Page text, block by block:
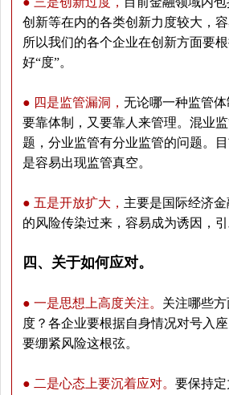
创新等在内的各类创新力度较大，容
所以我们的各个企业在创新方面要
好“度”。
● 四是监管漏洞， 无论哪一种监管
要靠体制，又要靠人来管理。混业
题，分业监管有分业监管的问题。
是容易出现监管真空。
● 五是开放扩大， 主要是国际经济
的风险传染过来，容易成为诱因，引
四、关于如何应对。
● 一是思想上高度关注。 关注哪些
度？各企业要根据自身情况对号入
要绷紧风险这根弦。
● 二是心态上要沉着应对。 要保持定